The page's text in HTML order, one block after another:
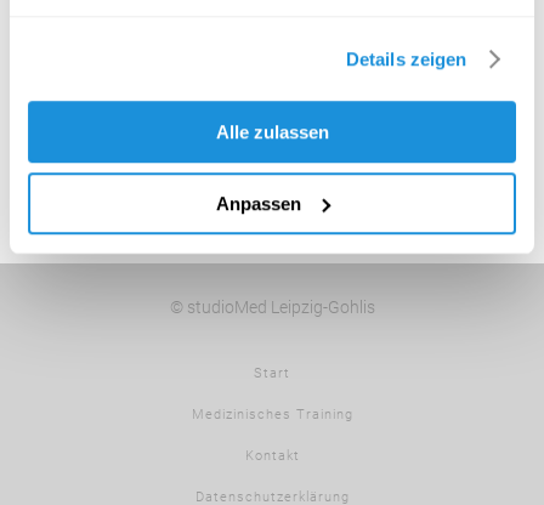
Details zeigen
Alle zulassen
Anpassen
© studioMed Leipzig-Gohlis
Start
Medizinisches Training
Kontakt
Datenschutzerklärung